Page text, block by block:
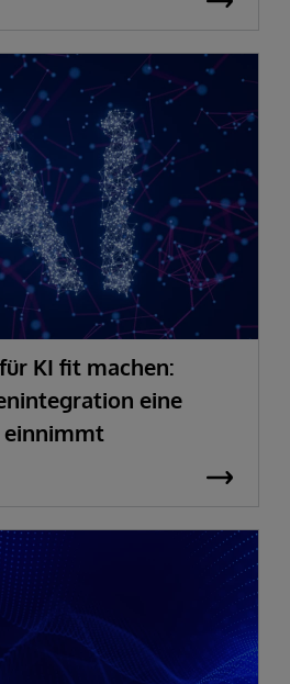
KI fit machen:
eine